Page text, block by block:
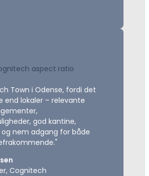
Town i Odense, fordi det
end lokaler – relevante
god kantine,
nem adgang for både
Cognitech